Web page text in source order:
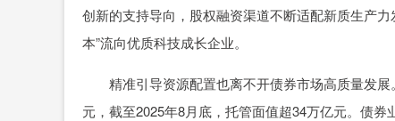
创新的支持导向，股权融资渠道不断适配新质生产
本”流向优质科技成长企业。
精准引导资源配置也离不开债券市场高质量发展
元，截至2025年8月底，托管面值超34万亿元。债